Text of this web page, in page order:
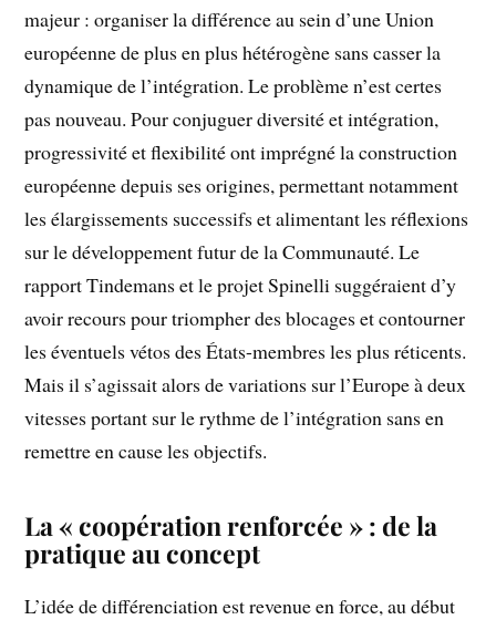
majeur : organiser la différence au sein d’une Union
européenne de plus en plus hétérogène sans casser la
dynamique de l’intégration. Le problème n’est certes
pas nouveau. Pour conjuguer diversité et intégration,
progressivité et flexibilité ont imprégné la construction
européenne depuis ses origines, permettant notamment
les élargissements successifs et alimentant les réflexions
sur le développement futur de la Communauté. Le
rapport Tindemans et le projet Spinelli suggéraient d’y
avoir recours pour triompher des blocages et contourner
les éventuels vétos des États-membres les plus réticents.
Mais il s’agissait alors de variations sur l’Europe à deux
vitesses portant sur le rythme de l’intégration sans en
remettre en cause les objectifs.
La « coopération renforcée » : de la
pratique au concept
L’idée de différenciation est revenue en force, au début